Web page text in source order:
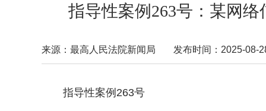
指导性案例263号：某网
来源：最高人民法院新闻局 发布时间：2025-08-
指导性案例263号